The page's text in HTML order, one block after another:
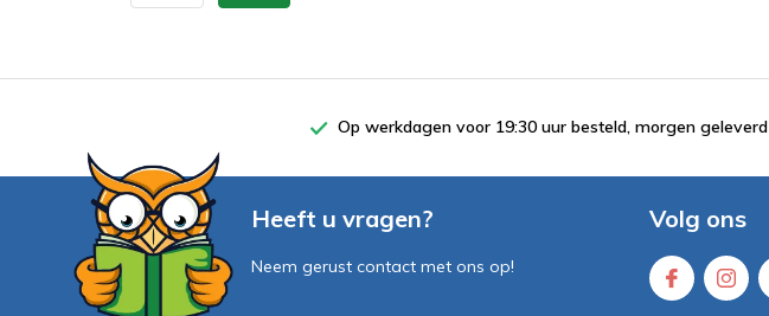
Op werkdagen voor 19:30 uur besteld, morgen geleverd
Heeft u vragen?
Neem gerust contact met ons op!
Volg ons